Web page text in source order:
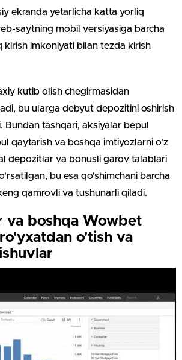
ekranda yetarlicha katta yorliq
saytning mobil versiyasiga barcha
imkoniyati bilan tezda kirish
kutib olish chegirmasidan
bu ularga debyut depozitini oshirish
Bundan tashqari, aksiyalar bepul
qaytarish va boshqa imtiyozlarni o'z
depozitlar va bonusli garov talablari
bu esa qo'shimchani barcha
qamrovli va tushunarli qiladi.
va boshqa Wowbet
o'tish va